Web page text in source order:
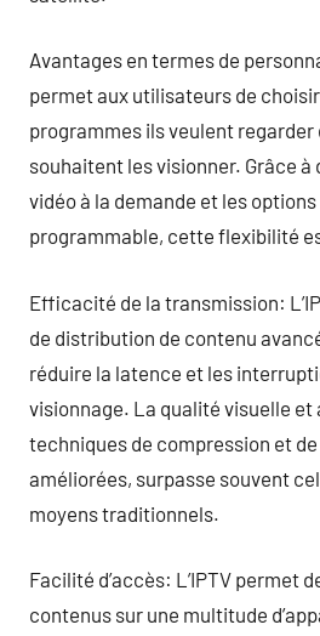
Avantages en termes de
permet aux utilisateurs de
programmes ils veulent regarder
souhaitent les visionner. Grâce à
vidéo à la demande et les
programmable, cette flexibilité
Efficacité de la transmission:
de distribution de contenu
réduire la latence et les
visionnage. La qualité visuelle et
techniques de compression et
améliorées, surpasse souvent
moyens traditionnels.
Facilité d’accès: L’IPTV permet
contenus sur une multitude